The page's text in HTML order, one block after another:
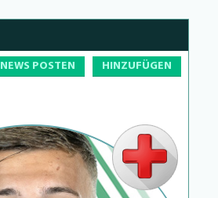
NEWS POSTEN HINZUFÜGEN